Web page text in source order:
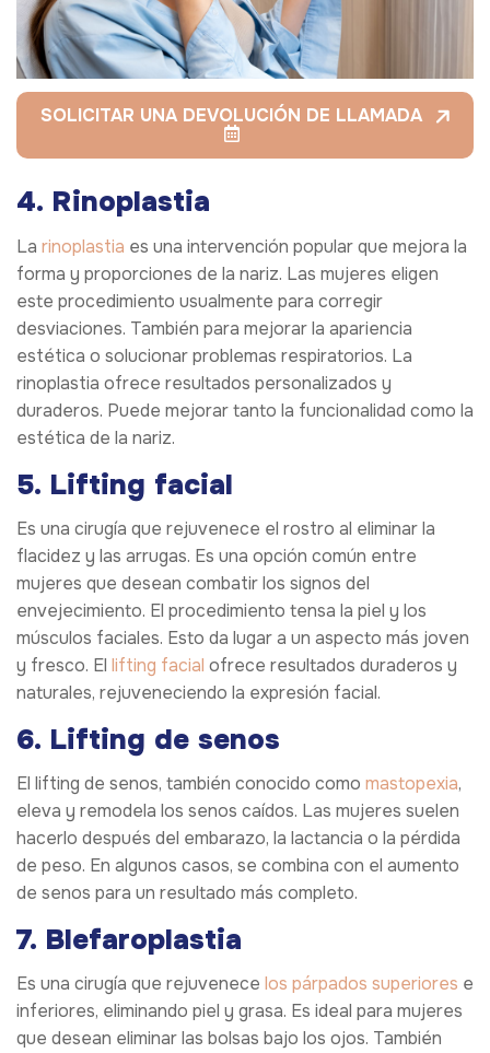
SOLICITAR UNA DEVOLUCIÓN DE LLAMADA
4. Rinoplastia
La rinoplastia es una intervención popular que mejora la
forma y proporciones de la nariz. Las mujeres eligen
este procedimiento usualmente para corregir
desviaciones. También para mejorar la apariencia
estética o solucionar problemas respiratorios. La
rinoplastia ofrece resultados personalizados y
duraderos. Puede mejorar tanto la funcionalidad como la
estética de la nariz.
5. Lifting facial
Es una cirugía que rejuvenece el rostro al eliminar la
flacidez y las arrugas. Es una opción común entre
mujeres que desean combatir los signos del
envejecimiento. El procedimiento tensa la piel y los
músculos faciales. Esto da lugar a un aspecto más joven
y fresco. El lifting facial ofrece resultados duraderos y
naturales, rejuveneciendo la expresión facial.
6. Lifting de senos
El lifting de senos, también conocido como mastopexia,
eleva y remodela los senos caídos. Las mujeres suelen
hacerlo después del embarazo, la lactancia o la pérdida
de peso. En algunos casos, se combina con el aumento
de senos para un resultado más completo.
7. Blefaroplastia
Es una cirugía que rejuvenece los párpados superiores e
inferiores, eliminando piel y grasa. Es ideal para mujeres
que desean eliminar las bolsas bajo los ojos. También